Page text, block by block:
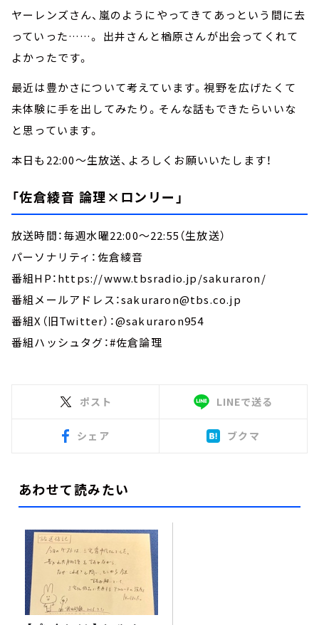
ヤーレンズさん、嵐のようにやってきてあっという間に去
っていった……。 出井さんと楢原さんが出会ってくれて
よかったです。
最近は豊かさについて考えています。視野を広げたくて
未体験に手を出してみたり。そんな話もできたらいいな
と思っています。
本日も22:00～生放送、よろしくお願いいたします！
「佐倉綾音 論理×ロンリー」
放送時間：毎週水曜22:00～22:55（生放送）
パーソナリティ：佐倉綾音
番組HP：https://www.tbsradio.jp/sakuraron/
番組メールアドレス：sakuraron@tbs.co.jp
番組X（旧Twitter）：@sakuraron954
番組ハッシュタグ：#佐倉論理
ポスト LINEで送る
シェア ブクマ
あわせて読みたい